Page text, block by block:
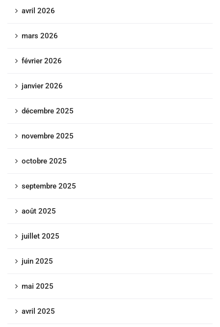
avril 2026
mars 2026
février 2026
janvier 2026
décembre 2025
novembre 2025
octobre 2025
septembre 2025
août 2025
juillet 2025
juin 2025
mai 2025
avril 2025